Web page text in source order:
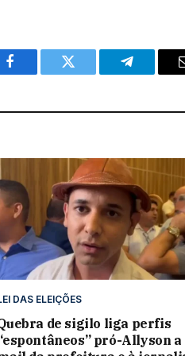
Facebook Twitter Telegram
DAS ELEIÇÕES
de sigilo liga perfis
pró-Allyson a